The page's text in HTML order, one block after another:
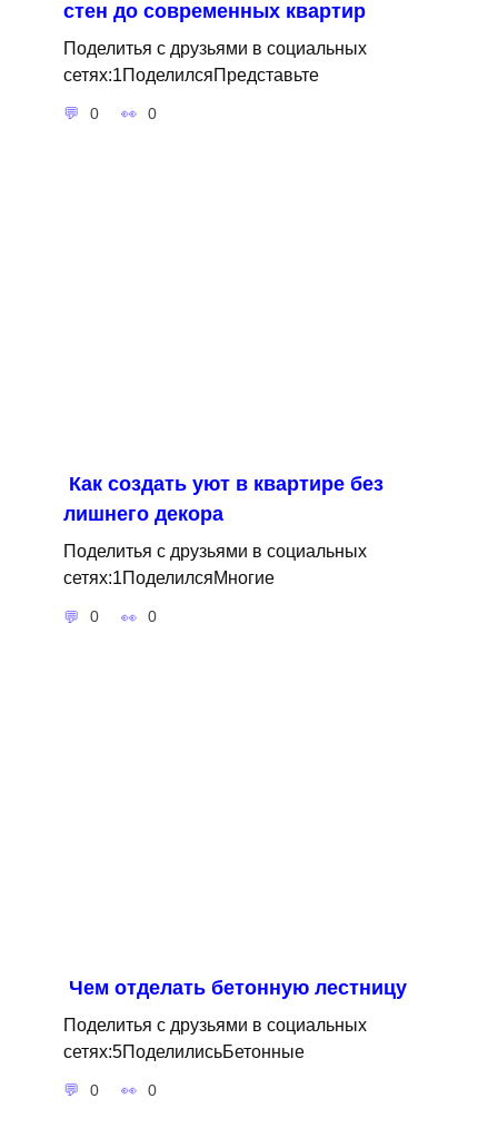
стен до современных квартир
Поделитья с друзьями в социальных
сетях:1ПоделилсяПредставьте
0 0
Как создать уют в квартире без
лишнего декора
Поделитья с друзьями в социальных
сетях:1ПоделилсяМногие
0 0
Чем отделать бетонную лестницу
Поделитья с друзьями в социальных
сетях:5ПоделилисьБетонные
0 0